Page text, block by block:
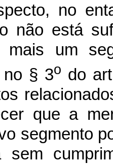
no
não está
mais um
no § 3o do
que a
segmento
sem